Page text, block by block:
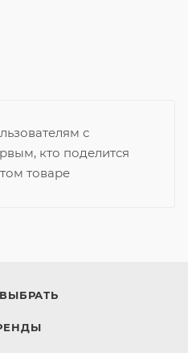
с
кто поделится
товаре